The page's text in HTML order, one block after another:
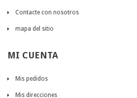
Contacte con nosotros
mapa del sitio
MI CUENTA
Mis pedidos
Mis direcciones